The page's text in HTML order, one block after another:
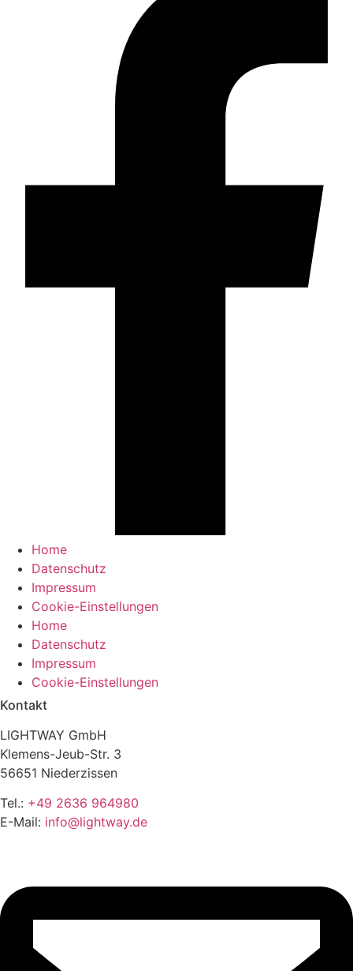
Home
Datenschutz
Impressum
Cookie-Einstellungen
Home
Datenschutz
Impressum
Cookie-Einstellungen
Kontakt
LIGHTWAY GmbH
Klemens-Jeub-Str. 3
56651 Niederzissen
Tel.: +49 2636 964980
E-Mail: info@lightway.de